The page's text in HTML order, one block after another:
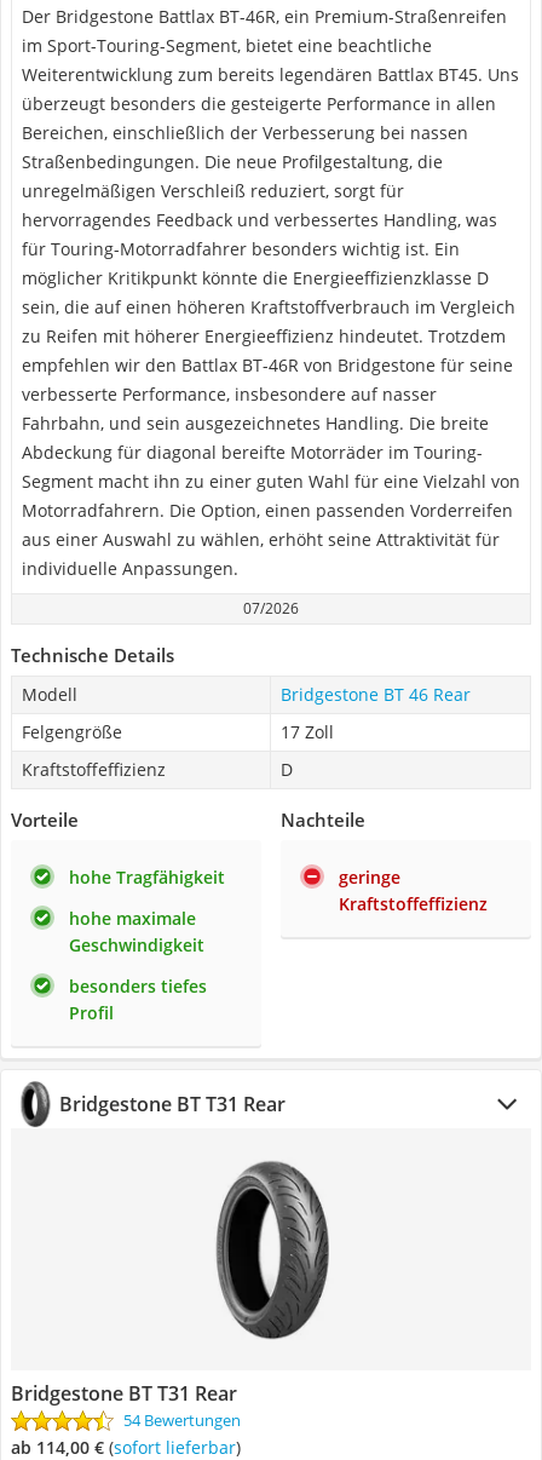
Der Bridgestone Battlax BT-46R, ein Premium-Straßenreifen
im Sport-Touring-Segment, bietet eine beachtliche
Weiterentwicklung zum bereits legendären Battlax BT45. Uns
überzeugt besonders die gesteigerte Performance in allen
Bereichen, einschließlich der Verbesserung bei nassen
Straßenbedingungen. Die neue Profilgestaltung, die
unregelmäßigen Verschleiß reduziert, sorgt für
hervorragendes Feedback und verbessertes Handling, was
für Touring-Motorradfahrer besonders wichtig ist. Ein
möglicher Kritikpunkt könnte die Energieeffizienzklasse D
sein, die auf einen höheren Kraftstoffverbrauch im Vergleich
zu Reifen mit höherer Energieeffizienz hindeutet. Trotzdem
empfehlen wir den Battlax BT-46R von Bridgestone für seine
verbesserte Performance, insbesondere auf nasser
Fahrbahn, und sein ausgezeichnetes Handling. Die breite
Abdeckung für diagonal bereifte Motorräder im Touring-
Segment macht ihn zu einer guten Wahl für eine Vielzahl von
Motorradfahrern. Die Option, einen passenden Vorderreifen
aus einer Auswahl zu wählen, erhöht seine Attraktivität für
individuelle Anpassungen.
07/2026
Technische Details
Modell
Bridgestone BT 46 Rear
Felgengröße
17 Zoll
Kraftstoffeffizienz
D
Vorteile
hohe Tragfähigkeit
hohe maximale
Geschwindigkeit
besonders tiefes
Profil
Nachteile
geringe
Kraftstoffeffizienz
Bridgestone BT T31 Rear
Bridgestone BT T31 Rear
54 Bewertungen
ab 114,00 € ( Sofort lieferbar)